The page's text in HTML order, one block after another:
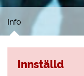
Info
Innställd